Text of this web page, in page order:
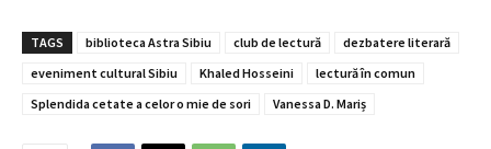
TAGS biblioteca Astra Sibiu club de lectură
dezbatere literară
eveniment cultural Sibiu
Khaled Hosseini
lectură în comun
Splendida cetate a celor o mie de sori
Vanessa D. Mariș